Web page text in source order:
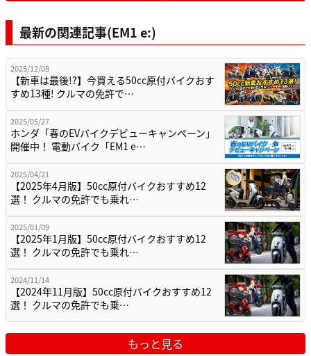
最新の関連記事(EM1 e:)
2025/12/08
【新車は最後!?】今買える50cc原付バイクおす
すめ13種! クルマの免許で…
2025/05/27
ホンダ「春のEVバイクデビューキャンペーン」
開催中！ 電動バイク「EM1 e…
2025/04/21
【2025年4月版】50cc原付バイクおすすめ12
選！ クルマの免許でも乗れ…
2025/01/09
【2025年1月版】50cc原付バイクおすすめ12
選！ クルマの免許でも乗れ…
2024/11/14
【2024年11月版】50cc原付バイクおすすめ12
選！ クルマの免許でも乗…
もっと見る